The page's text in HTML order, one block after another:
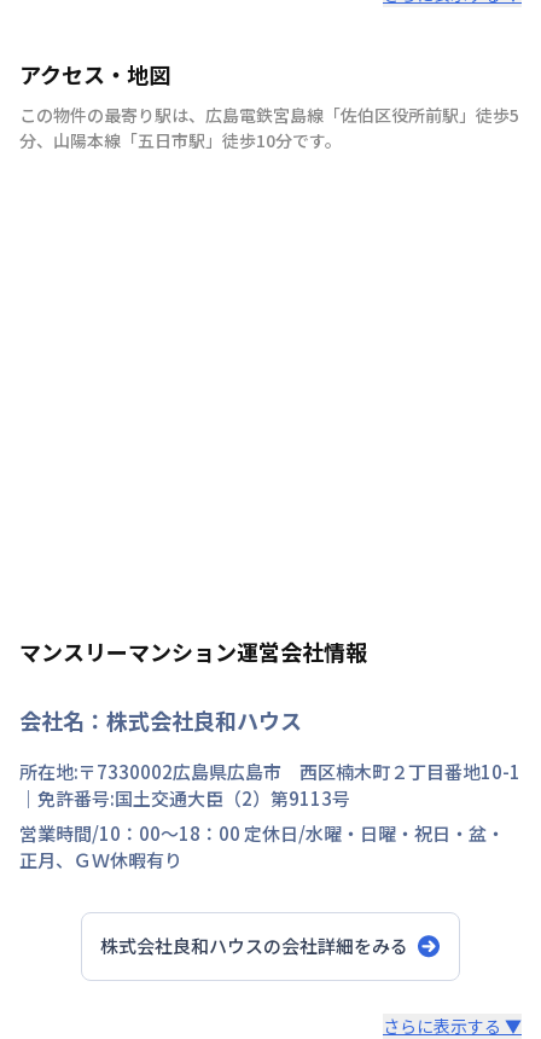
アクセス・地図
この物件の最寄り駅は、 広島電鉄宮島線 「佐伯区役所前駅 」 徒歩5
分、 山陽本線 「五日市駅 」 徒歩10分です。
マンスリーマンション運営会社情報
会社名： 株式会社良和ハウス
所在地:〒7330002広島県広島市 西区楠木町２丁目番地10-1
｜免許番号:国土交通大臣（2）第9113号
営業時間/10：00～18：00 定休日/水曜・日曜・祝日・盆・
正月、ＧＷ休暇有り
株式会社良和ハウスの会社詳細をみる
さらに表示する ▼